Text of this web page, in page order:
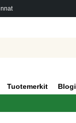
Tuotemerkit Blogi